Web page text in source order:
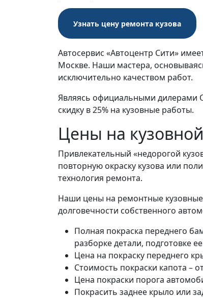
Узнать цену ремонта кузова
Автосервис «Автоцентр Сити»
Москве. Наши мастера,
исключительно качеством работ.
Являясь официальными дилерами
скидку в 25% на кузовные работы.
Цены на
Привлекательный «недорогой
повторную окраску кузова или
технология ремонта.
Наши цены на ремонтные кузовные
долговечности собственного
Полная покраска переднего
разборке детали, подготовке
Цена на покраску переднего
Стоимость покраски капота –
Цена покраски порога
Покрасить заднее крыло или